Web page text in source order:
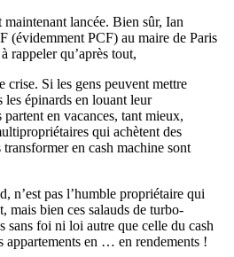
lancée. Bien sûr, Ian
(évidemment PCF) au maire de Paris
rappeler qu’après tout,
crise. Si les gens peuvent mettre
les épinards en louant leur
en vacances, tant mieux,
qui achètent des
en cash machine sont
n’est pas l’humble propriétaire qui
mais bien ces salauds de turbo-
sans foi ni loi autre que celle du cash
appartements en … en rendements !